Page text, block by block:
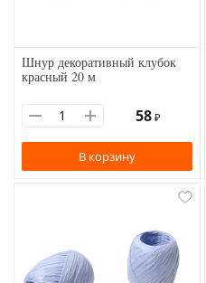
Шнур декоративный клубок
красный 20 м
58 ₽
В корзину